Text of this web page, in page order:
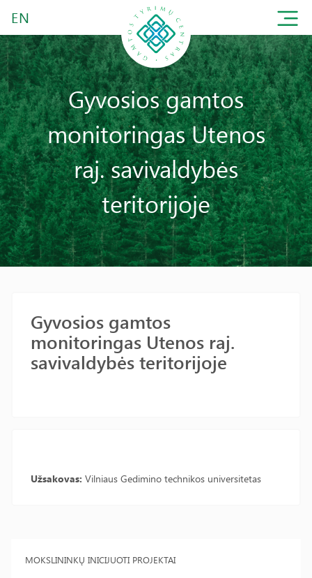
EN
Gyvosios gamtos
monitoringas Utenos
raj. savivaldybės
teritorijoje
MOKSLININKŲ INICIJUOTI PROJEKTAI
Gyvosios gamtos
monitoringas Utenos raj.
savivaldybės teritorijoje
Užsakovas: Vilniaus Gedimino technikos universitetas